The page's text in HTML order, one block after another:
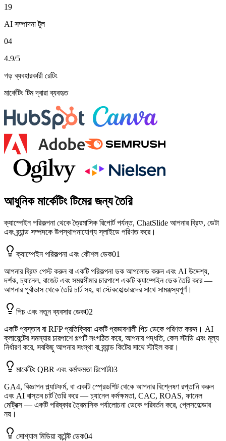
19
AI সম্পাদনা টুল
04
4.9/5
গড় ব্যবহারকারী রেটিং
মার্কেটিং টিম দ্বারা ব্যবহৃত
আধুনিক মার্কেটিং টিমের জন্য তৈরি
ক্যাম্পেইন পরিকল্পনা থেকে ত্রৈমাসিক রিপোর্ট পর্যন্ত, ChatSlide আপনার ব্রিফ, ডেটা
এবং ব্র্যান্ড সম্পদকে উপস্থাপনাযোগ্য স্লাইডে পরিণত করে।
ক্যাম্পেইন পরিকল্পনা এবং কৌশল ডেক01
আপনার ব্রিফ পেস্ট করুন বা একটি পরিকল্পনা ডক আপলোড করুন এবং AI উদ্দেশ্য,
দর্শক, চ্যানেল, বাজেট এবং সময়সীমার চারপাশে একটি ক্যাম্পেইন ডেক তৈরি করে —
আপনার পূর্বাভাস থেকে তৈরি চার্ট সহ, যা স্টেকহোল্ডারদের সাথে সামঞ্জস্যপূর্ণ।
পিচ এবং নতুন ব্যবসার ডেক02
একটি প্রস্তাব বা RFP প্রতিক্রিয়া একটি প্রভাবশালী পিচ ডেকে পরিণত করুন। AI
ক্লায়েন্টের সমস্যার চারপাশে গল্পটি সংগঠিত করে, আপনার পদ্ধতি, কেস স্টাডি এবং মূল্য
নির্ধারণ করে, সবকিছু আপনার সংস্থা বা ব্র্যান্ড কিটের সাথে স্টাইল করা।
মার্কেটিং QBR এবং কর্মক্ষমতা রিপোর্ট03
GA4, বিজ্ঞাপন প্ল্যাটফর্ম, বা একটি স্প্রেডশিট থেকে আপনার বিশ্লেষণ রপ্তানি করুন
এবং AI বাস্তব চার্ট তৈরি করে — চ্যানেল কর্মক্ষমতা, CAC, ROAS, ফানেল
মেট্রিক্স — একটি পরিষ্কার ত্রৈমাসিক পর্যালোচনা ডেকে পরিবর্তন করে, প্লেসহোল্ডার
নয়।
সোশ্যাল মিডিয়া কন্টেন্ট ডেক04